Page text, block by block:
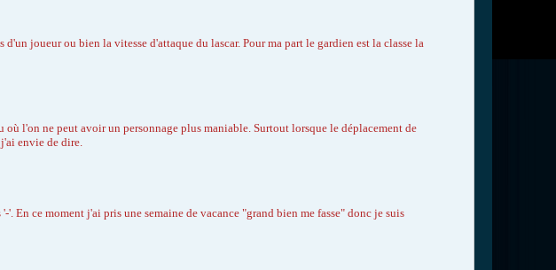
joueur ou bien la vitesse d'attaque du lascar. Pour ma part le gardien est la classe la
l'on ne peut avoir un personnage plus maniable. Surtout lorsque le déplacement de
envie de dire.
En ce moment j'ai pris une semaine de vacance "grand bien me fasse" donc je suis